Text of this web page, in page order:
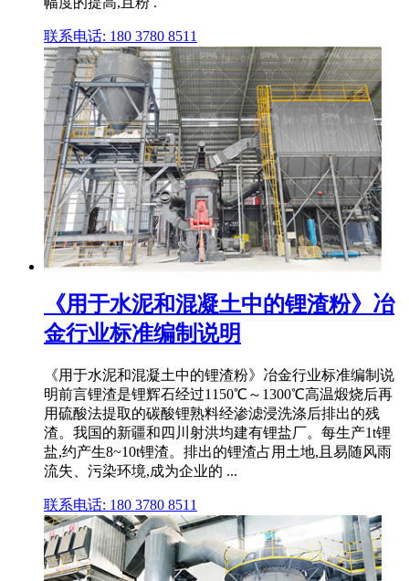
联系电话: 180 3780 8511
《用于水泥和混凝土中的锂渣粉》冶
金行业标准编制说明
《用于水泥和混凝土中的锂渣粉》冶金行业标准编制说
明前言锂渣是锂辉石经过1150℃～1300℃高温煅烧后再
用硫酸法提取的碳酸锂熟料经渗滤浸洗涤后排出的残
渣。我国的新疆和四川射洪均建有锂盐厂。每生产1t锂
盐,约产生8~10t锂渣。排出的锂渣占用土地,且易随风雨
流失、污染环境,成为企业的 ...
联系电话: 180 3780 8511